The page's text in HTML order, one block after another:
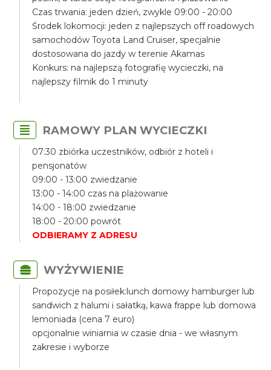
Czas trwania: jeden dzień, zwykle 09:00 - 20:00
Środek lokomocji: jeden z najlepszych off roadowych
samochodów Toyota Land Cruiser, specjalnie
dostosowana do jazdy w terenie Akamas
Konkurs: na najlepszą fotografię wycieczki, na
najlepszy filmik do 1 minuty
RAMOWY PLAN WYCIECZKI
07:30 zbiórka uczestników, odbiór z hoteli i
pensjonatów
09:00 - 13:00 zwiedzanie
13:00 - 14:00 czas na plażowanie
14:00 - 18:00 zwiedzanie
18:00 - 20:00 powrót
ODBIERAMY Z ADRESU
WYŻYWIENIE
Propozycje na posiłek:lunch domowy hamburger lub
sandwich z halumi i sałatką, kawa frappe lub domowa
lemoniada (cena 7 euro)
opcjonalnie winiarnia w czasie dnia - we własnym
zakresie i wyborze